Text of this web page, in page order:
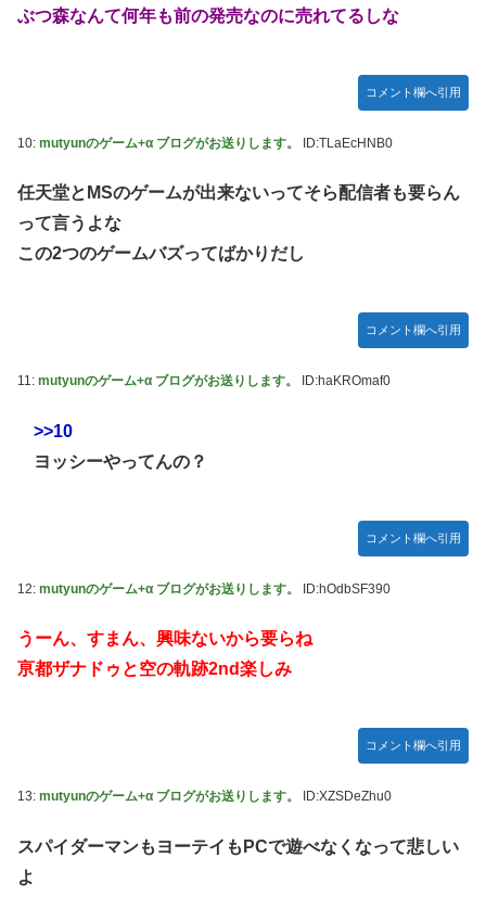
たー！
【謎】『ダーク路線のドラクエ12』を発売中止にしないとい
けなかった理由ってガチでなに？とりあえすだせばいいやん
【デレマス】 紗南「アイドルに似合うポケモン？」
粉砕
【ウマ娘】海外のファンアートからしか得られない栄養素が
ある。←「おデジ以外味付けが濃いな…」
ださい」→「これはすごいわ」「こういうのを見ると日本人
は何か適当に作る感じがしない・・・」「あれがまさに経験
初見で「勝てるわけないやろくそったれ…」って思ったゲー
ムの敵ｗｗｗｗｗ
｢乃木坂あそぶだけ 1万円で遊ぼう！｣ 後編公開！！！【乃木
【悲報】アイドルが歌下手な理由
たｗ」豪州のセブンイレブンが”日本化”して劇的進化！「お
にぎりとたまごサンドが食べられるなんて……」
め【リアル調】 Part 3
ぶつ森なんて何年も前の発売なのに売れてるしな
コメント欄へ引用
10: mutyunのゲーム+α ブログがお送りします。 ID:TLaEcHNB0
任天堂とMSのゲームが出来ないってそら配信者も要らん
って言うよな
この2つのゲームバズってばかりだし
コメント欄へ引用
11: mutyunのゲーム+α ブログがお送りします。 ID:haKROmaf0
>>10
ヨッシーやってんの？
コメント欄へ引用
12: mutyunのゲーム+α ブログがお送りします。 ID:hOdbSF390
うーん、すまん、興味ないから要らね
亰都ザナドゥと空の軌跡2nd楽しみ
コメント欄へ引用
13: mutyunのゲーム+α ブログがお送りします。 ID:XZSDeZhu0
スパイダーマンもヨーテイもPCで遊べなくなって悲しい
よ